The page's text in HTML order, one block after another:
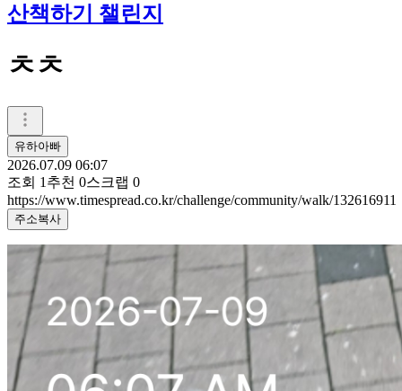
산책하기 챌린지
ㅊㅊ
유하아빠
2026.07.09 06:07
조회 1 추천 0스크랩 0
https://www.timespread.co.kr/challenge/community/walk/132616911
주소복사